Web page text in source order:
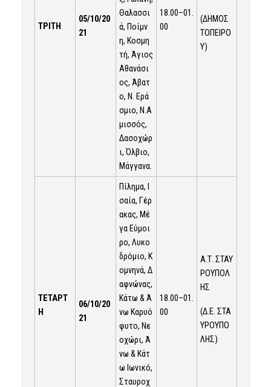
ΤΡΙΤΗ
05/10/20
21
Θαλασσι
ά, Ποίμν
η, Κοσμη
τή, Άγιος
Αθανάσι
ος, Άβατ
ο, Ν. Ερά
σμιο, Ν.Α
μισσός,
Δασοχώρ
ι, Όλβιο,
Μάγγανα.
18.00–01.
00
(ΔΗΜΟΣ
ΤΟΠΕΙΡΟ
Υ)
ΤΕΤΑΡΤ
Η
06/10/20
21
Πίλημα, Ι
σαία, Γέρ
ακας, Μέ
γα Εύμοι
ρο, Λυκο
δρόμιο, Κ
ομνηνά, Δ
αφνώνας,
Κάτω & Ά
νω Καρυό
φυτο, Νε
οχώρι, Ά
νω & Κάτ
ω Ιωνικό,
Σταυροχ
18.00–01.
00
Α.Τ. ΣΤΑΥ
ΡΟΥΠΟΛ
ΗΣ
(Δ.Ε. ΣΤΑ
ΥΡΟΥΠΟ
ΛΗΣ)